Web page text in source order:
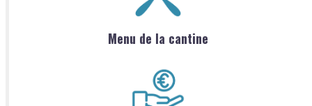
Menu de la cantine